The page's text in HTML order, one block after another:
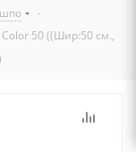
-
50 ((Шир:50 см.,